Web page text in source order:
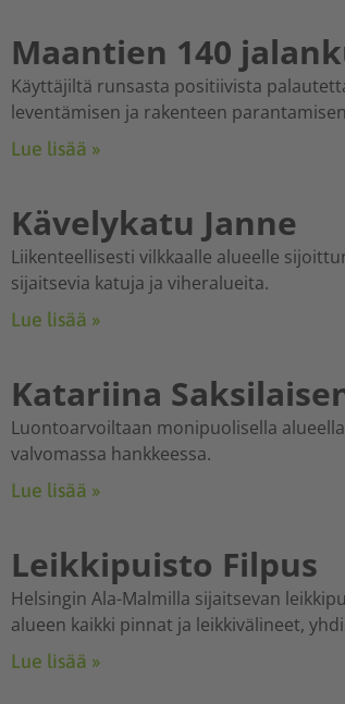
Maantien 140
Käyttäjiltä runsasta positiivista
leventämisen ja rakenteen
Lue lisää »
Kävelykatu Janne
Liikenteellisesti vilkkaalle alueelle
sijaitsevia katuja ja viheralueita.
Lue lisää »
Katariina
Luontoarvoiltaan monipuolisella
valvomassa hankkeessa.
Lue lisää »
Leikkipuisto Filpus
Helsingin Ala-Malmilla sijaitsevan
alueen kaikki pinnat ja leikkivälineet,
Lue lisää »